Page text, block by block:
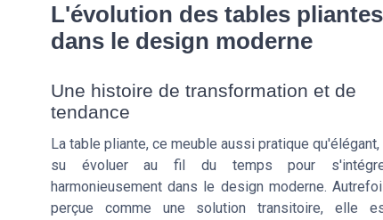
L'évolution des tables pliantes
dans le design moderne
Une histoire de transformation et de
tendance
La table pliante, ce meuble aussi pratique qu'élégant,
su évoluer au fil du temps pour
harmonieusement dans le design moderne.
perçue comme une solution transitoire, elle